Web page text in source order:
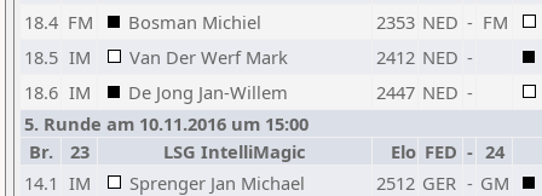
18.4 FM Bosman Michiel 2353 NED - FM
18.5 IM Van Der Werf Mark 2412 NED -
18.6 IM De Jong Jan-Willem 2447 NED -
5. Runde am 10.11.2016 um 15:00
Br.
23 LSG IntelliMagic Elo FED - 24
14.1 IM Sprenger Jan Michael 2512 GER - GM